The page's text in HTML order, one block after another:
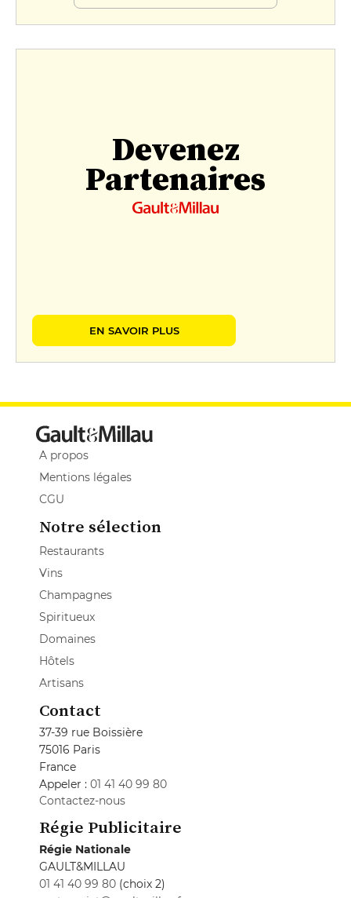
Devenez
Partenaires
EN SAVOIR PLUS
A propos
Mentions légales
CGU
Notre sélection
Restaurants
Vins
Champagnes
Spiritueux
Domaines
Hôtels
Artisans
Contact
37-39 rue Boissière
75016 Paris
France
Appeler : 01 41 40 99 80
Contactez-nous
Régie Publicitaire
Régie Nationale
GAULT&MILLAU
01 41 40 99 80 (choix 2)